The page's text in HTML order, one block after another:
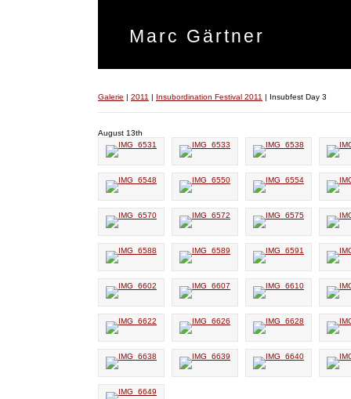
Marc Gärtner
Galerie | 2011 | Insubordination Festival 2011 | Insubfest Day 3
August 13th